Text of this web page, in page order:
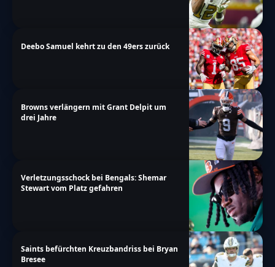
Deebo Samuel kehrt zu den 49ers zurück
Browns verlängern mit Grant Delpit um
drei Jahre
Verletzungsschock bei Bengals: Shemar
Stewart vom Platz gefahren
Saints befürchten Kreuzbandriss bei Bryan
Bresee